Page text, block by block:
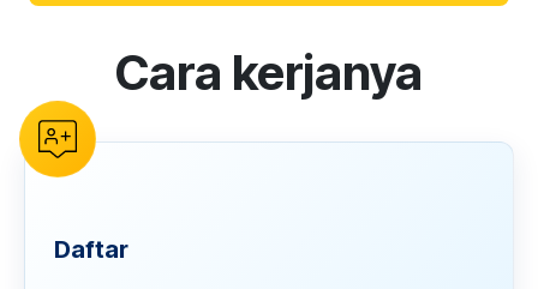
reCAPTCHA verification
Cara kerjanya
Daftar